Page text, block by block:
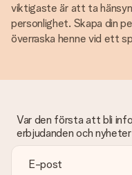
viktigaste är att ta
personlighet. Skapa din
överraska henne vid ett
Var den första att bli
erbjudanden och nyheter